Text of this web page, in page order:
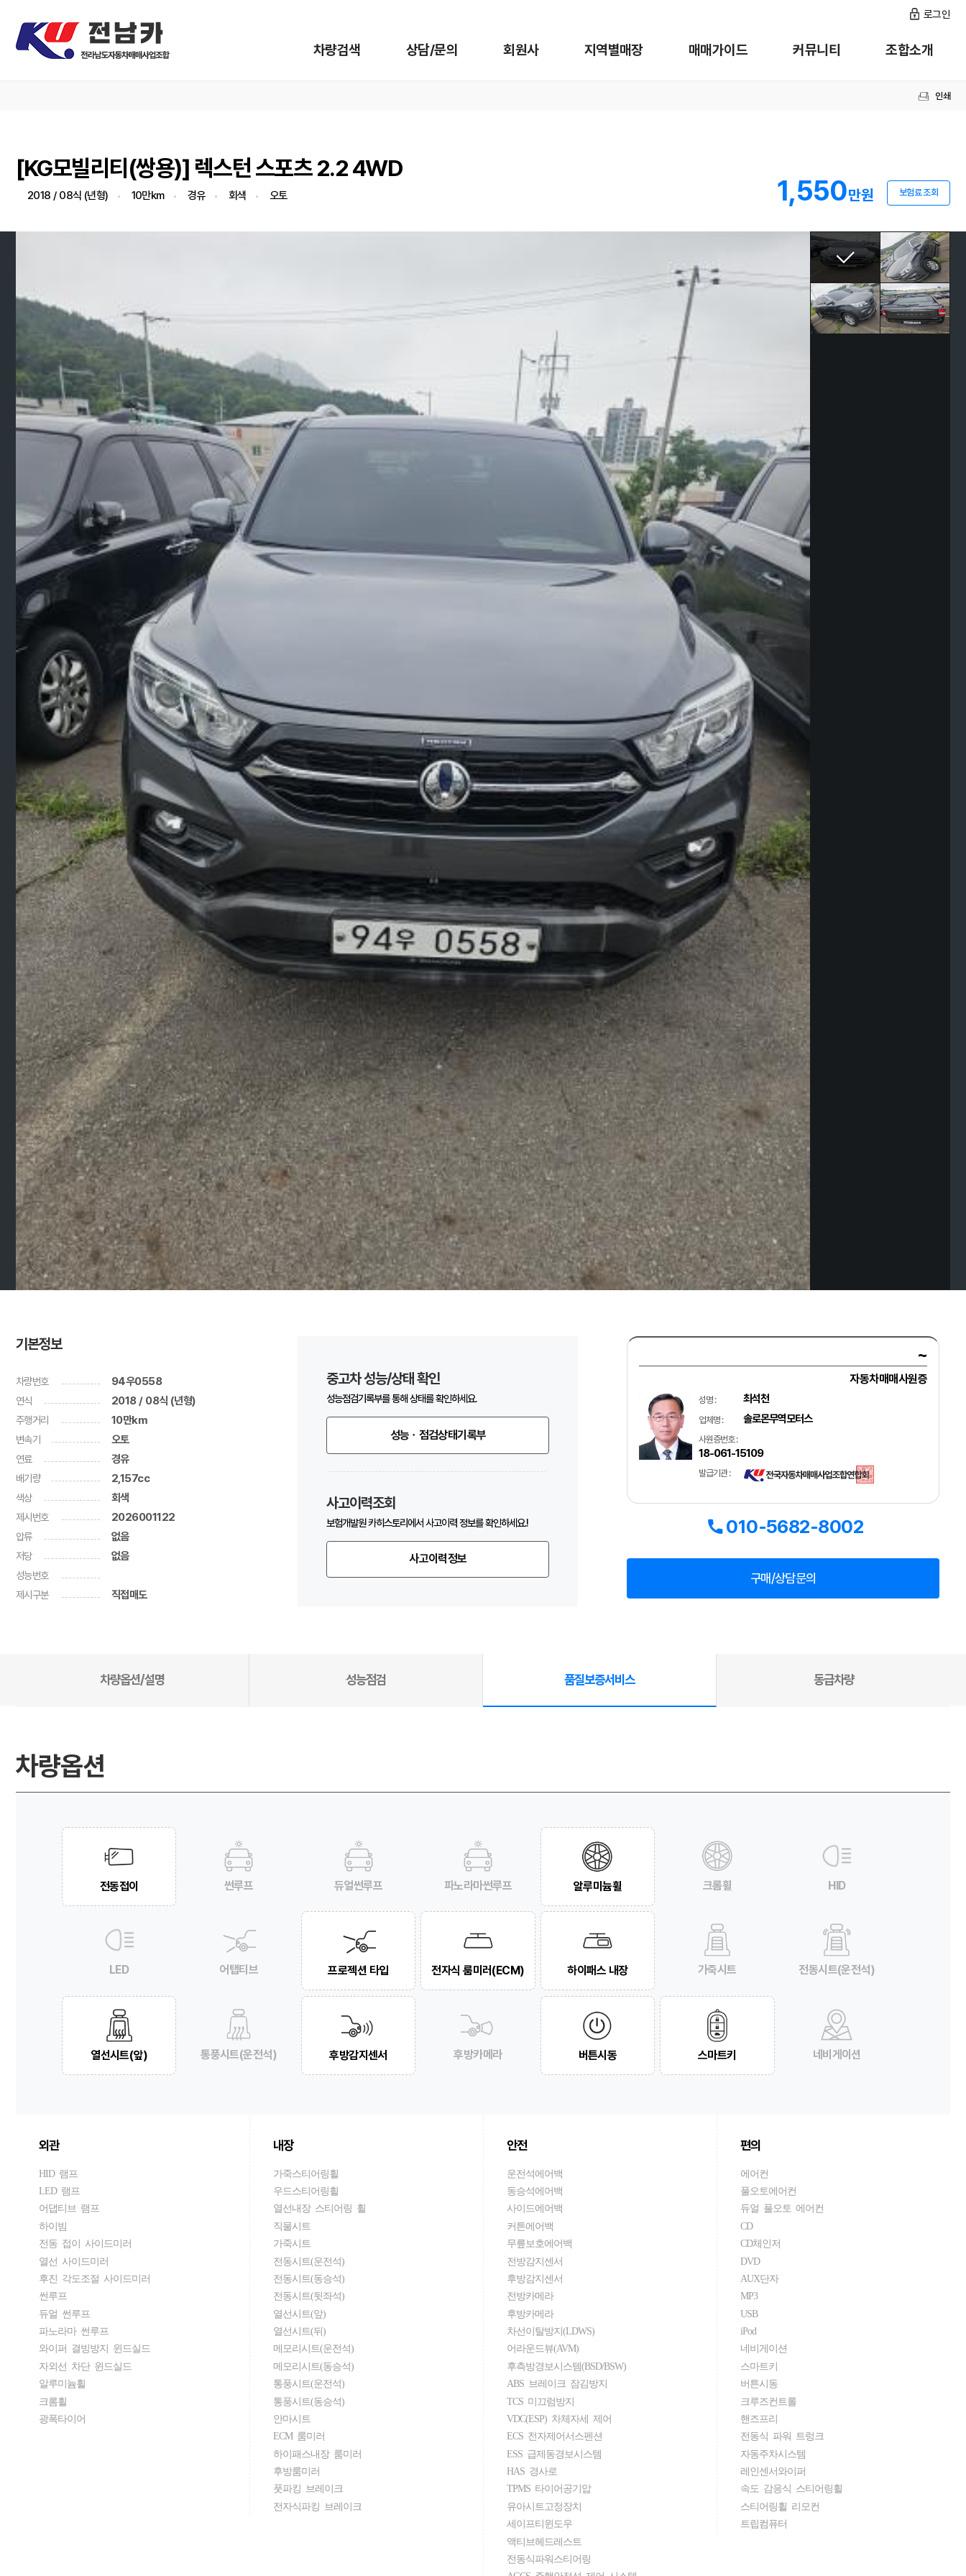
차량검색 상담/문의 회원사 지역별매장 매매가이드 커뮤니티 조합소개
로그인
인쇄
[KG모빌리티(쌍용)] 렉스턴 스포츠 2.2 4WD
2018 / 08식 (년형) 10만km 경유 회색 오토 1,550만원 보험료 조회
기본정보
차량번호 94우0558
연식 2018 / 08식 (년형)
주행거리 10만km
변속기 오토
연료 경유
배기량 2,157cc
색상 회색
제시번호 2026001122
압류 없음
저당 없음
성능번호
제시구분
직접매도
중고차 성능/상태 확인
성능점검기록부를 통해 상태를 확인하세요.
성능ㆍ점검상태기록부
사고이력조회
보험개발원 카히스토리에서 사고이력 정보를 확인하세요.!
사고이력정보
~
자동차매매사원증
성명 : 최석천
업체명 : 솔로몬무역모터스
사원증번호 :
18-061-15109
발급기관 :
010-5682-8002
구매/상담문의
차량옵션/설명 성능점검 품질보증서비스 동급차량
차량옵션
전동접이 썬루프 듀얼썬루프 파노라마썬루프 알루미늄휠 크롬휠 HID
LED 어탭티브 프로젝션 타입 전자식 룸미러(ECM) 하이패스 내장 가죽시트 전동시트(운전석)
열선시트(앞) 통풍시트(운전석) 후방감지센서 후방카메라 버튼시동 스마트키 네비게이션
외관
HID 램프
LED 램프
어댑티브 램프
하이빔
전동 접이 사이드미러
열선 사이드미러
후진 각도조절 사이드미러
썬루프
듀얼 썬루프
파노라마 썬루프
와이퍼 결빙방지 윈드실드
자외선 차단 윈드실드
알루미늄휠
크롬휠
광폭타이어
내장
가죽스티어링휠
우드스티어링휠
열선내장 스티어링 휠
직물시트
가죽시트
전동시트(운전석)
전동시트(동승석)
전동시트(뒷좌석)
열선시트(앞)
열선시트(뒤)
메모리시트(운전석)
메모리시트(동승석)
통풍시트(운전석)
통풍시트(동승석)
안마시트
ECM 룸미러
하이패스내장 룸미러
후방룸미러
풋파킹 브레이크
전자식파킹 브레이크
안전
운전석에어백
동승석에어백
사이드에어백
커튼에어백
무릎보호에어백
전방감지센서
후방감지센서
전방카메라
후방카메라
차선이탈방지(LDWS)
어라운드뷰(AVM)
후측방경보시스템(BSD/BSW)
ABS 브레이크 잠김방지
TCS 미끄럼방지
VDC(ESP) 차체자세 제어
ECS 전자제어서스펜션
ESS 급제동경보시스템
HAS 경사로
TPMS 타이어공기압
유아시트고정장치
세이프티윈도우
액티브헤드레스트
전동식파워스티어링
편의
에어컨
풀오토에어컨
듀얼 풀오토 에어컨
CD
CD체인저
DVD
AUX단자
MP3
USB
iPod
네비게이션
스마트키
버튼시동
크루즈컨트롤
핸즈프리
전동식 파워 트렁크
자동주차시스템
레인센서와이퍼
속도 감응식 스티어링휠
스티어링휠 리모컨
트립컴퓨터